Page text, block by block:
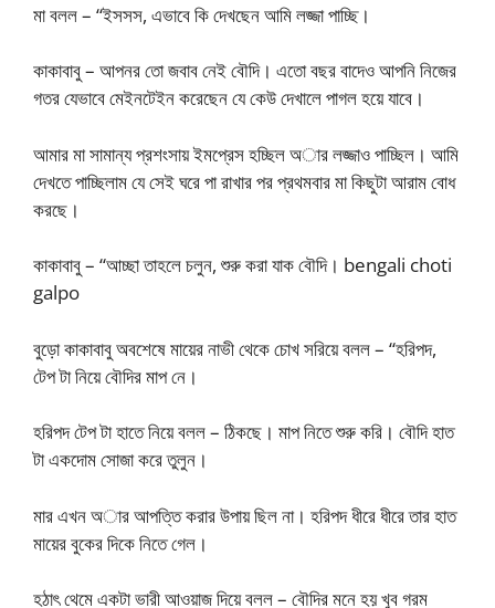
মা বলল – “ইসসস, এভাবে কি দেখছেন আমি লজ্জা পাচ্ছি।
কাকাবাবু – আপনর তো জবাব নেই বৌদি। এতো বছর বাদেও আপনি নিজের
গতর যেভাবে মেইনটেইন করেছেন যে কেউ দেখালে পাগল হয়ে যাবে।
আমার মা সামান্য প্রশংসায় ইমপ্রেস হচ্ছিল অার লজ্জাও পাচ্ছিল। আমি
দেখতে পাচ্ছিলাম যে সেই ঘরে পা রাখার পর প্রথমবার মা কিছুটা আরাম বোধ
করছে।
কাকাবাবু – “আচ্ছা তাহলে চলুন, শুরু করা যাক বৌদি। bengali choti
galpo
বুড়ো কাকাবাবু অবশেষে মায়ের নাভী থেকে চোখ সরিয়ে বলল – “হরিপদ,
টেপ টা নিয়ে বৌদির মাপ নে।
হরিপদ টেপ টা হাতে নিয়ে বলল – ঠিকছে। মাপ নিতে শুরু করি। বৌদি হাত
টা একদোম সোজা করে তুলুন।
মার এখন অার আপত্তি করার উপায় ছিল না। হরিপদ ধীরে ধীরে তার হাত
মায়ের বুকের দিকে নিতে গেল।
হঠাৎ থেমে একটা ভারী আওয়াজ দিয়ে বলল – বৌদির মনে হয় খুব গরম